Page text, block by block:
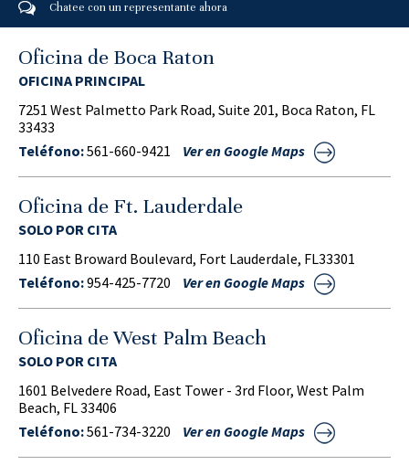
Chatee con un representante ahora
Oficina de Boca Raton
OFICINA PRINCIPAL
7251 West Palmetto Park Road, Suite 201, Boca Raton, FL
33433
Teléfono:561-660-9421 Ver en Google Maps
Oficina de Ft. Lauderdale
SOLO POR CITA
110 East Broward Boulevard, Fort Lauderdale, FL33301
Teléfono:954-425-7720 Ver en Google Maps
Oficina de West Palm Beach
SOLO POR CITA
1601 Belvedere Road, East Tower - 3rd Floor, West Palm
Beach, FL 33406
Teléfono:561-734-3220 Ver en Google Maps